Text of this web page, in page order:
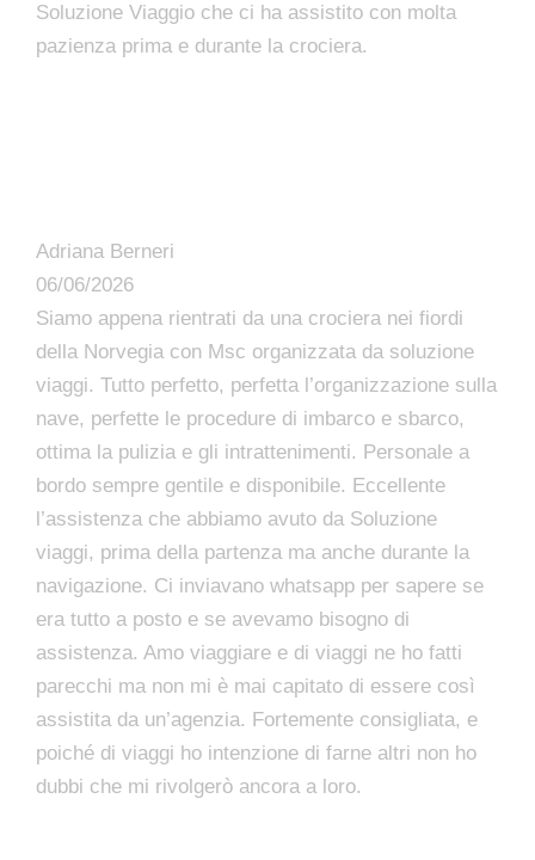
Soluzione Viaggio che ci ha assistito con molta
pazienza prima e durante la crociera.
Adriana Berneri
06/06/2026
Siamo appena rientrati da una crociera nei fiordi
della Norvegia con Msc organizzata da soluzione
viaggi. Tutto perfetto, perfetta l’organizzazione sulla
nave, perfette le procedure di imbarco e sbarco,
ottima la pulizia e gli intrattenimenti. Personale a
bordo sempre gentile e disponibile. Eccellente
l’assistenza che abbiamo avuto da Soluzione
viaggi, prima della partenza ma anche durante la
navigazione. Ci inviavano whatsapp per sapere se
era tutto a posto e se avevamo bisogno di
assistenza. Amo viaggiare e di viaggi ne ho fatti
parecchi ma non mi è mai capitato di essere così
assistita da un’agenzia. Fortemente consigliata, e
poiché di viaggi ho intenzione di farne altri non ho
dubbi che mi rivolgerò ancora a loro.